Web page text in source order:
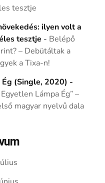
tesztje
ilyen volt a
tesztje - Belépő
– Debütáltak a
a Tixa-n!
(Single, 2020) -
Egyetlen Lámpa Ég” –
magyar nyelvű dala